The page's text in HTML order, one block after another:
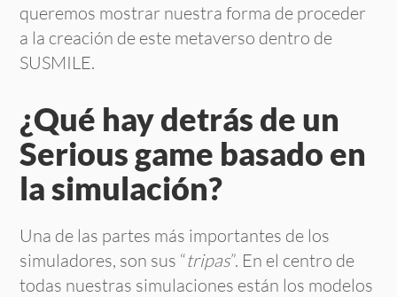
queremos mostrar nuestra forma de proceder
a la creación de este metaverso dentro de
SUSMILE.
¿Qué hay detrás de un
Serious game basado en
la simulación?
Una de las partes más importantes de los
simuladores, son sus “tripas”. En el centro de
todas nuestras simulaciones están los modelos